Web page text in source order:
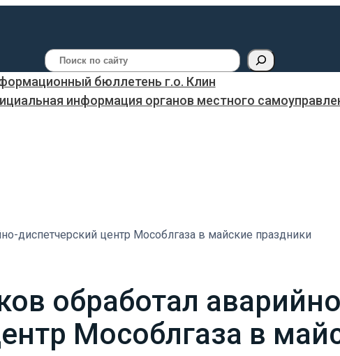
Поиск
бюллетень г.о. Клин
информация органов местного
диспетчерский центр Мособлгаза в майские праздники
обработал
Мособлгаза в